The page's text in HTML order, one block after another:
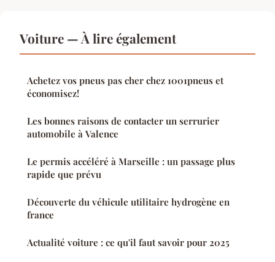
Voiture — À lire également
Achetez vos pneus pas cher chez 1001pneus et
économisez!
Les bonnes raisons de contacter un serrurier
automobile à Valence
Le permis accéléré à Marseille : un passage plus
rapide que prévu
Découverte du véhicule utilitaire hydrogène en
france
Actualité voiture : ce qu'il faut savoir pour 2025